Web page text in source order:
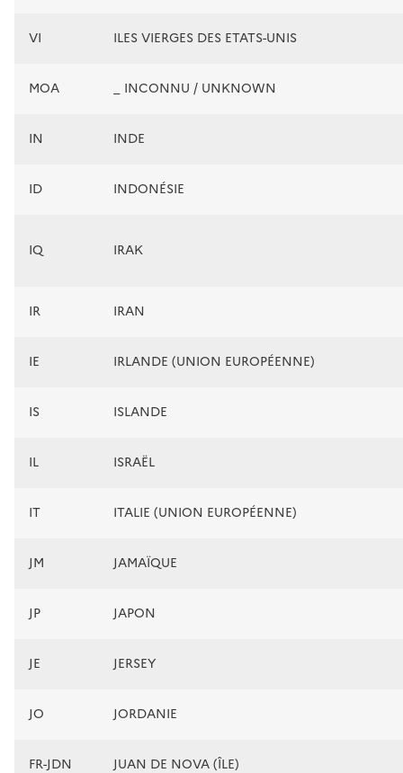
VI ILES VIERGES DES ETATS-UNIS
MOA _ INCONNU / UNKNOWN
IN INDE
ID INDONÉSIE
IQ IRAK
IR IRAN
IE IRLANDE (UNION EUROPÉENNE)
IS ISLANDE
IL ISRAËL
IT ITALIE (UNION EUROPÉENNE)
JM JAMAÏQUE
JP JAPON
JE JERSEY
JO JORDANIE
FR-JDN JUAN DE NOVA (ÎLE)